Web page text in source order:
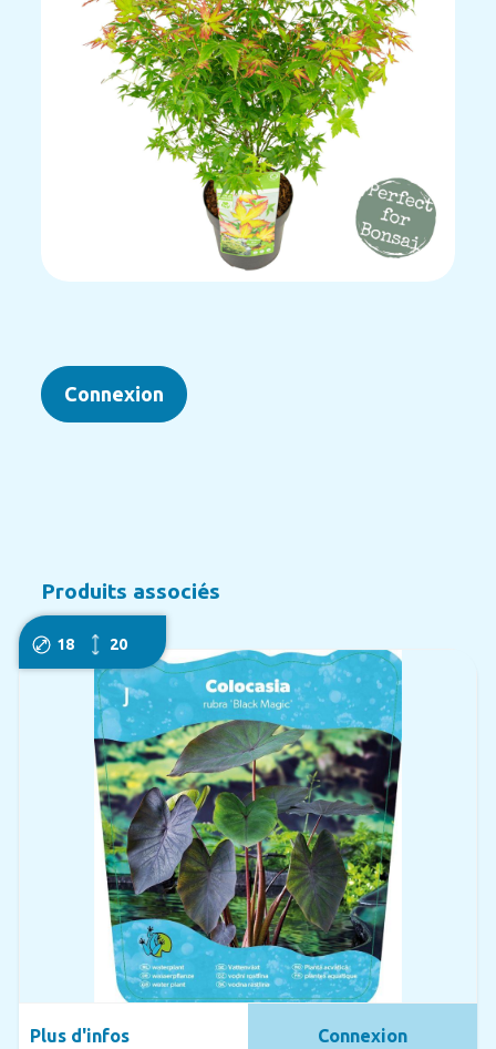
Connexion
Produits associés
18 20
Plus d'infos Connexion